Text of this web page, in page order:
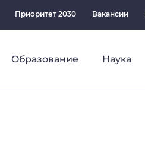
Приоритет 2030 Вакансии
Образование Наука